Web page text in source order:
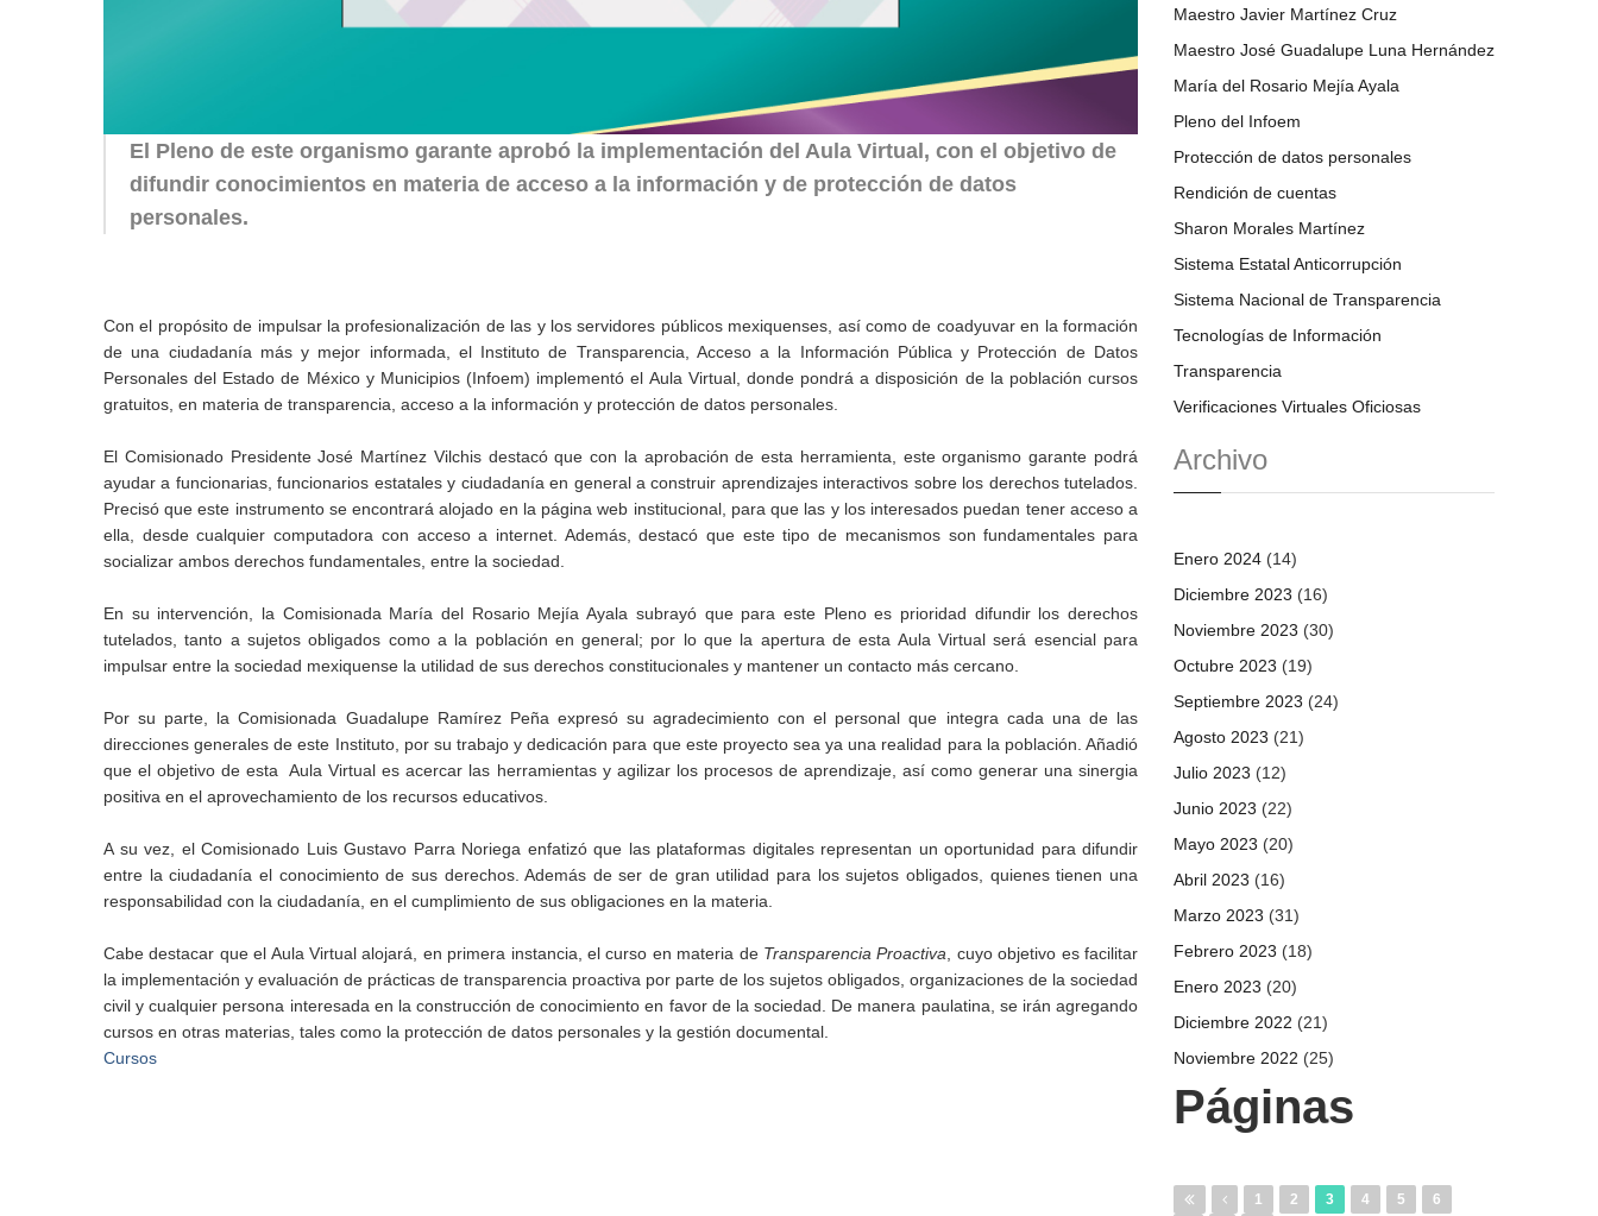
El Pleno de este organismo garante aprobó la implementación del Aula Virtual, con el objetivo de
difundir conocimientos en materia de acceso a la información y de protección de datos
personales.
Con el propósito de impulsar la profesionalización de las y los servidores públicos mexiquenses, así como de coadyuvar en la formación
de una ciudadanía más y mejor informada, el Instituto de Transparencia, Acceso a la Información Pública y Protección de Datos
Personales del Estado de México y Municipios (Infoem) implementó el Aula Virtual, donde pondrá a disposición de la población cursos
gratuitos, en materia de transparencia, acceso a la información y protección de datos personales.
El Comisionado Presidente José Martínez Vilchis destacó que con la aprobación de esta herramienta, este organismo garante podrá
ayudar a funcionarias, funcionarios estatales y ciudadanía en general a construir aprendizajes interactivos sobre los derechos tutelados.
Precisó que este instrumento se encontrará alojado en la página web institucional, para que las y los interesados puedan tener acceso a
ella, desde cualquier computadora con acceso a internet. Además, destacó que este tipo de mecanismos son fundamentales para
socializar ambos derechos fundamentales, entre la sociedad.
En su intervención, la Comisionada María del Rosario Mejía Ayala subrayó que para este Pleno es prioridad difundir los derechos
tutelados, tanto a sujetos obligados como a la población en general; por lo que la apertura de esta Aula Virtual será esencial para
impulsar entre la sociedad mexiquense la utilidad de sus derechos constitucionales y mantener un contacto más cercano.
Por su parte, la Comisionada Guadalupe Ramírez Peña expresó su agradecimiento con el personal que integra cada una de las
direcciones generales de este Instituto, por su trabajo y dedicación para que este proyecto sea ya una realidad para la población. Añadió
que el objetivo de esta Aula Virtual es acercar las herramientas y agilizar los procesos de aprendizaje, así como generar una sinergia
positiva en el aprovechamiento de los recursos educativos.
A su vez, el Comisionado Luis Gustavo Parra Noriega enfatizó que las plataformas digitales representan un oportunidad para difundir
entre la ciudadanía el conocimiento de sus derechos. Además de ser de gran utilidad para los sujetos obligados, quienes tienen una
responsabilidad con la ciudadanía, en el cumplimiento de sus obligaciones en la materia.
Cabe destacar que el Aula Virtual alojará, en primera instancia, el curso en materia de Transparencia Proactiva , cuyo objetivo es facilitar
la implementación y evaluación de prácticas de transparencia proactiva por parte de los sujetos obligados, organizaciones de la sociedad
civil y cualquier persona interesada en la construcción de conocimiento en favor de la sociedad. De manera paulatina, se irán agregando
cursos en otras materias, tales como la protección de datos personales y la gestión documental.
Cursos
Maestro Javier Martínez Cruz
Maestro José Guadalupe Luna Hernández
María del Rosario Mejía Ayala
Pleno del Infoem
Protección de datos personales
Rendición de cuentas
Sharon Morales Martínez
Sistema Estatal Anticorrupción
Sistema Nacional de Transparencia
Tecnologías de Información
Transparencia
Verificaciones Virtuales Oficiosas
Archivo
Enero 2024 (14)
Diciembre 2023 (16)
Noviembre 2023 (30)
Octubre 2023 (19)
Septiembre 2023 (24)
Agosto 2023 (21)
Julio 2023 (12)
Junio 2023 (22)
Mayo 2023 (20)
Abril 2023 (16)
Marzo 2023 (31)
Febrero 2023 (18)
Enero 2023 (20)
Diciembre 2022 (21)
Noviembre 2022 (25)
Páginas
1 2 3 4 5
6